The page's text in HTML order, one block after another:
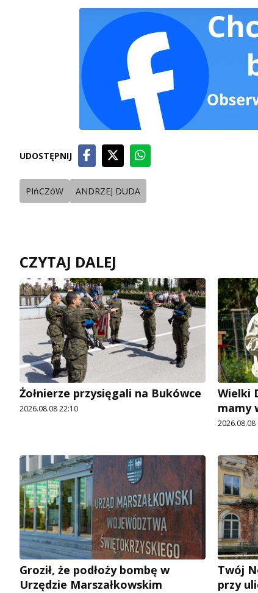
UDOSTĘPNIJ
PIńCZóW ANDRZEJ DUDA
CZYTAJ DALEJ
Żołnierze przysięgali na Bukówce
2026.08.08 22:10
Wielki
mamy
2026.08.08
Groził, że podłoży bombę w
Urzędzie Marszałkowskim
Twój
przy